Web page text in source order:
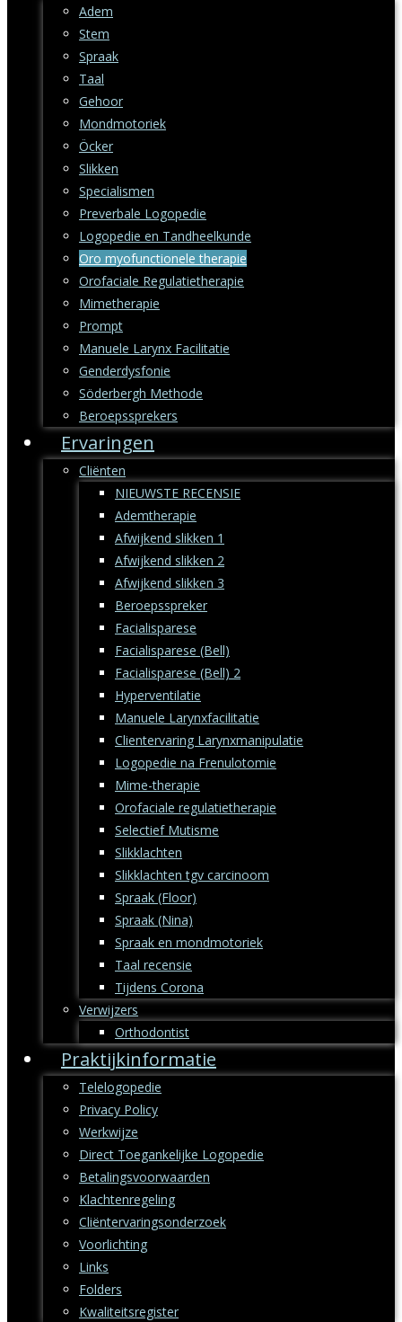
Adem
Stem
Spraak
Taal
Gehoor
Mondmotoriek
Öcker
Slikken
Specialismen
Preverbale Logopedie
Logopedie en Tandheelkunde
Oro myofunctionele therapie
Orofaciale Regulatietherapie
Mimetherapie
Prompt
Manuele Larynx Facilitatie
Genderdysfonie
Söderbergh Methode
Beroepssprekers
Ervaringen
Cliënten
NIEUWSTE RECENSIE
Ademtherapie
Afwijkend slikken 1
Afwijkend slikken 2
Afwijkend slikken 3
Beroepsspreker
Facialisparese
Facialisparese (Bell)
Facialisparese (Bell) 2
Hyperventilatie
Manuele Larynxfacilitatie
Clientervaring Larynxmanipulatie
Logopedie na Frenulotomie
Mime-therapie
Orofaciale regulatietherapie
Selectief Mutisme
Slikklachten
Slikklachten tgv carcinoom
Spraak (Floor)
Spraak (Nina)
Spraak en mondmotoriek
Taal recensie
Tijdens Corona
Verwijzers
Orthodontist
Praktijkinformatie
Telelogopedie
Privacy Policy
Werkwijze
Direct Toegankelijke Logopedie
Betalingsvoorwaarden
Klachtenregeling
Cliëntervaringsonderzoek
Voorlichting
Links
Folders
Kwaliteitsregister